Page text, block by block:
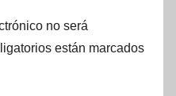
no será
están marcados